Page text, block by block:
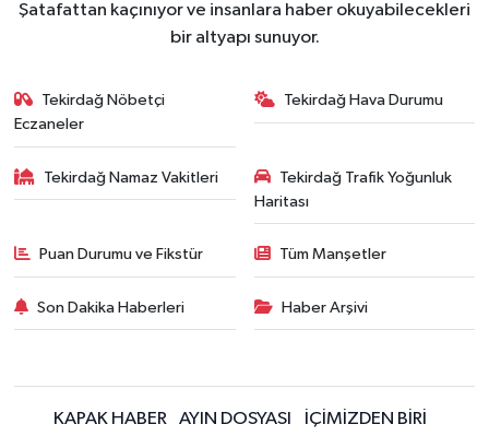
Şatafattan kaçınıyor ve insanlara haber okuyabilecekleri
bir altyapı sunuyor.
Tekirdağ Nöbetçi
Eczaneler
Tekirdağ Hava Durumu
Tekirdağ Namaz Vakitleri
Tekirdağ Trafik Yoğunluk
Haritası
Puan Durumu ve Fikstür Tüm Manşetler
Son Dakika Haberleri Haber Arşivi
KAPAK HABER AYIN DOSYASI
İÇİMİZDEN BİRİ